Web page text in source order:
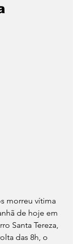
morreu vítima
de hoje em
Santa Tereza,
das 8h, o